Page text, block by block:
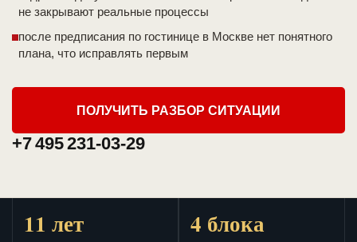
не закрывают реальные процессы
после предписания по гостинице в Москве нет понятного
плана, что исправлять первым
ПОЛУЧИТЬ РАЗБОР СИТУАЦИИ
+7 495 231-03-29
11 лет 4 блока